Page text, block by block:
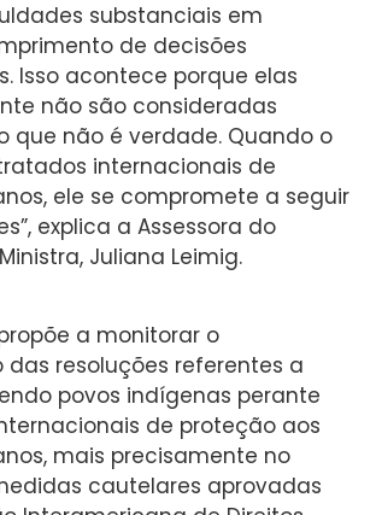
substanciais em
de decisões
Isso acontece porque elas
não são consideradas
que não é verdade. Quando o
internacionais de
ele se compromete a seguir
explica a Assessora do
Juliana Leimig.
a monitorar o
resoluções referentes a
povos indígenas perante
de proteção aos
mais precisamente no
cautelares aprovadas